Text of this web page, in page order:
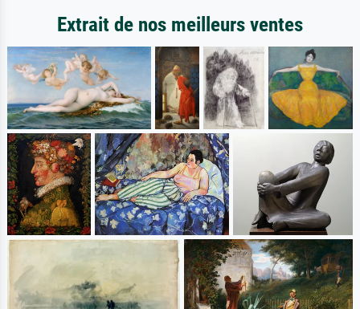
Extrait de nos meilleurs ventes